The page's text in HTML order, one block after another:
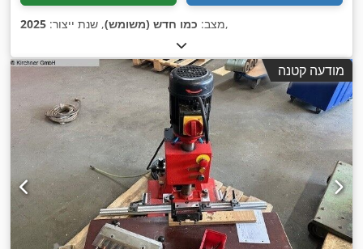
מצב: כמו חדש (משומש), שנת ייצור: 2025 ,
מודעה קטנה